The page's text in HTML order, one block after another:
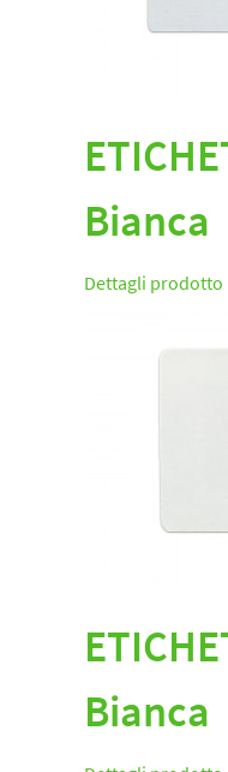
Bianca
Dettagli prodotto
Bianca